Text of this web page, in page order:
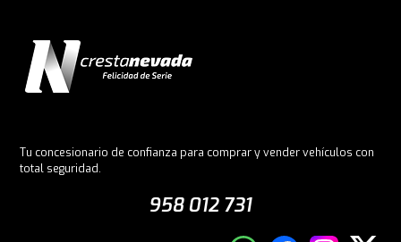
Tu concesionario de confianza para comprar y vender vehículos con
total seguridad.
958 012 731